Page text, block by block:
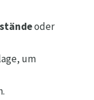
oder
um